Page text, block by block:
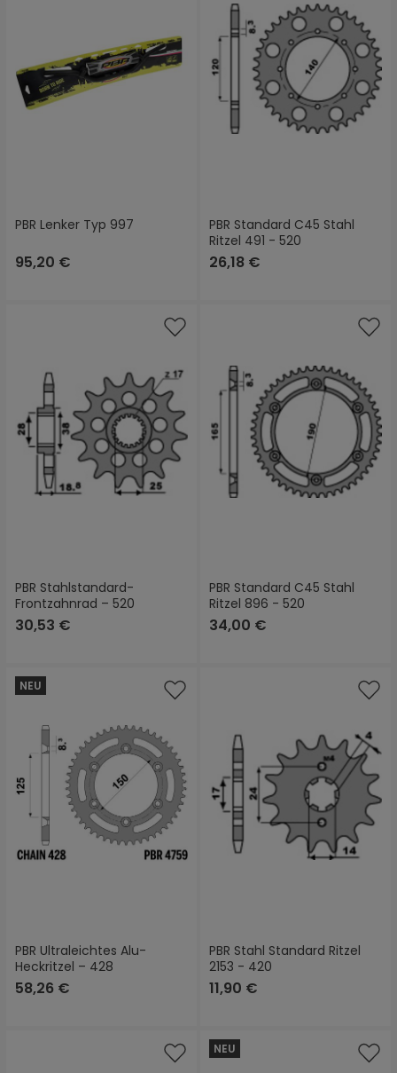
PBR Lenker Typ 997
95,20 €
PBR Standard C45 Stahl
Ritzel 491 - 520
26,18 €
PBR Stahlstandard-
Frontzahnrad – 520
30,53 €
PBR Standard C45 Stahl
Ritzel 896 - 520
34,00 €
NEU
PBR Ultraleichtes Alu-
Heckritzel – 428
58,26 €
PBR Stahl Standard Ritzel
2153 - 420
11,90 €
NEU